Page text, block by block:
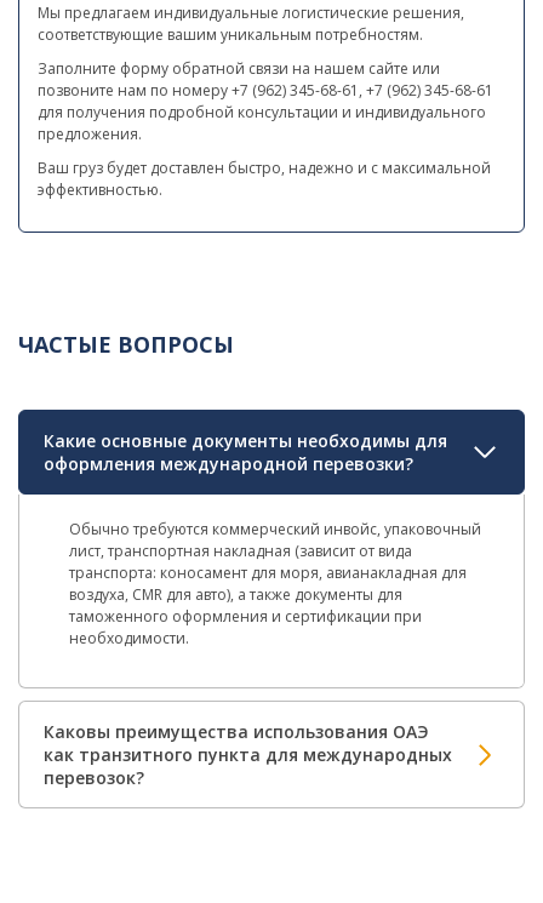
Мы предлагаем индивидуальные логистические решения,
соответствующие вашим уникальным потребностям.
Заполните форму обратной связи на нашем сайте или
позвоните нам по номеру +7 (962) 345-68-61, +7 (962) 345-68-61
для получения подробной консультации и индивидуального
предложения.
Ваш груз будет доставлен быстро, надежно и с максимальной
эффективностью.
ЧАСТЫЕ ВОПРОСЫ
Какие основные документы необходимы для
оформления международной перевозки?
Обычно требуются коммерческий инвойс, упаковочный
лист, транспортная накладная (зависит от вида
транспорта: коносамент для моря, авианакладная для
воздуха, CMR для авто), а также документы для
таможенного оформления и сертификации при
необходимости.
Каковы преимущества использования ОАЭ
как транзитного пункта для международных
перевозок?